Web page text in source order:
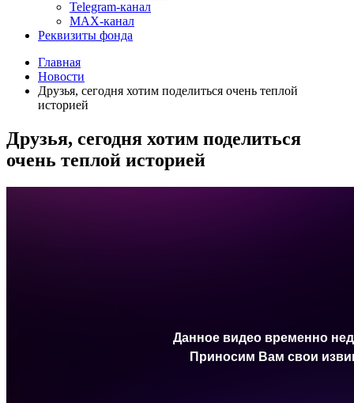
Telegram-канал
MAX-канал
Реквизиты фонда
Главная
Новости
Друзья, сегодня хотим поделиться очень теплой
историей
Друзья, сегодня хотим поделиться
очень теплой историей